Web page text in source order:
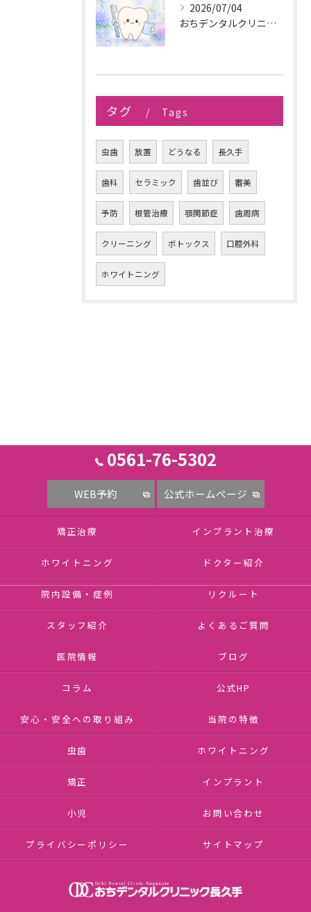
2026/07/04
おちデンタルクリニック長久手です。
タグ Tags
虫歯 放置 どうなる 長久手
歯科 セラミック 歯並び 審美
予防 根管治療 顎関節症 歯周病
クリーニング ボトックス 口腔外科
ホワイトニング
0561-76-5302
WEB予約 公式ホームページ
矯正治療 インプラント治療
ホワイトニング ドクター紹介
院内設備・症例 リクルート
スタッフ紹介 よくあるご質問
医院情報 ブログ
コラム 公式HP
安心・安全への取り組み 当院の特徴
虫歯 ホワイトニング
矯正 インプラント
小児 お問い合わせ
プライバシーポリシー サイトマップ